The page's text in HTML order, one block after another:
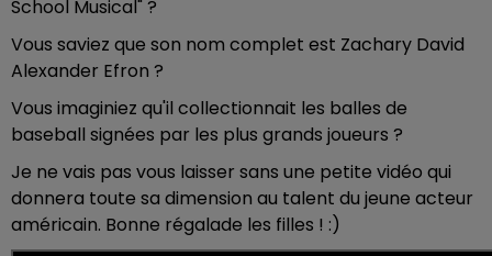
School Musical" ?
Vous saviez que son nom complet est Zachary David
Alexander Efron ?
Vous imaginiez qu'il collectionnait les balles de
baseball signées par les plus grands joueurs ?
Je ne vais pas vous laisser sans une petite vidéo qui
donnera toute sa dimension au talent du jeune acteur
américain. Bonne régalade les filles ! :)